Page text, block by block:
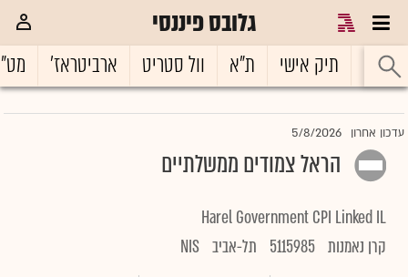
גלובס פיננסי
ראשי תיק אישי ת"א וול סטריט ארביטראז'
עדכון אחרון 5/8/2026
הראל צמודים ממשלתיים
Harel Government CPI Linked IL
קרן נאמנות 5115985 תל-אביב NIS